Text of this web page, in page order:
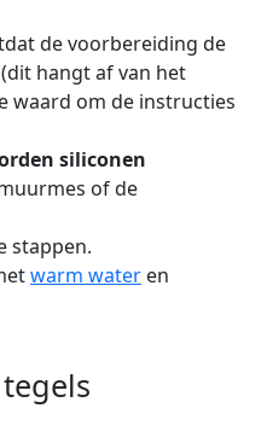
de voorbereiding de
hangt af van het
waard om de instructies
siliconen
of de
stappen.
warm water en